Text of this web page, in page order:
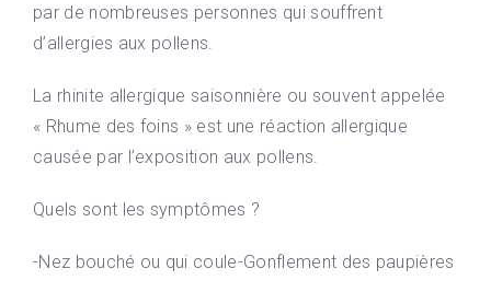
par de nombreuses personnes qui souffrent
d’allergies aux pollens.
La rhinite allergique saisonnière ou souvent appelée
« Rhume des foins » est une réaction allergique
causée par l’exposition aux pollens.
Quels sont les symptômes ?
-Nez bouché ou qui coule-Gonflement des paupières